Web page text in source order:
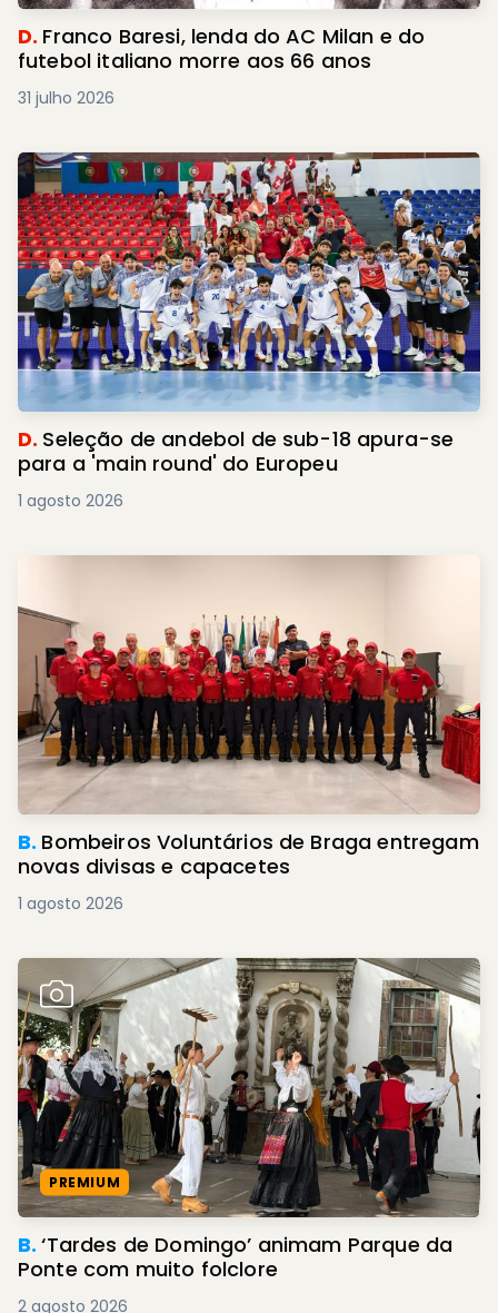
D. Franco Baresi, lenda do AC Milan e do
futebol italiano morre aos 66 anos
31 julho 2026
D. Seleção de andebol de sub-18 apura-se
para a 'main round' do Europeu
1 agosto 2026
B. Bombeiros Voluntários de Braga entregam
novas divisas e capacetes
1 agosto 2026
PREMIUM
B.‘Tardes de Domingo’ animam Parque da
Ponte com muito folclore
2 agosto 2026